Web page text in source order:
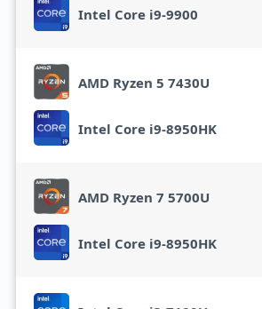
Intel Core i9-9900
AMD Ryzen 5 7430U
Intel Core i9-8950HK
AMD Ryzen 7 5700U
Intel Core i9-8950HK